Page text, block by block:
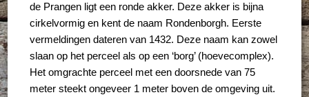
de Prangen ligt een ronde akker. Deze akker is bijna
cirkelvormig en kent de naam Rondenborgh. Eerste
vermeldingen dateren van 1432. Deze naam kan zowel
slaan op het perceel als op een ‘borg’ (hoevecomplex).
Het omgrachte perceel met een doorsnede van 75
meter steekt ongeveer 1 meter boven de omgeving uit.